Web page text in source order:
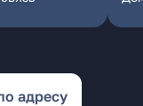
адресу